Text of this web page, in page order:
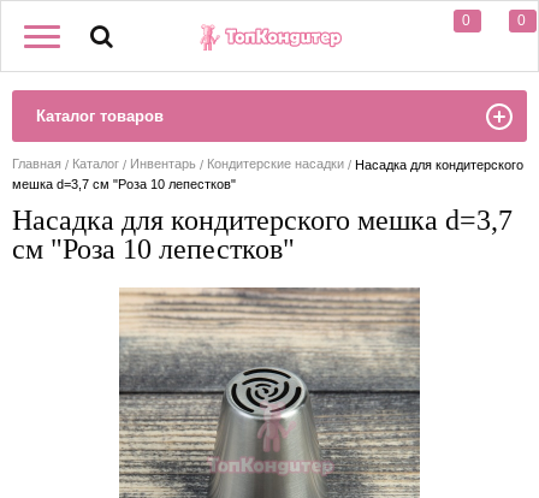
0 0
Каталог товаров
Главная Каталог Инвентарь Кондитерские насадки
Насадка для кондитерского
мешка d=3,7 см "Роза 10 лепестков"
Насадка для кондитерского мешка d=3,7
см "Роза 10 лепестков"